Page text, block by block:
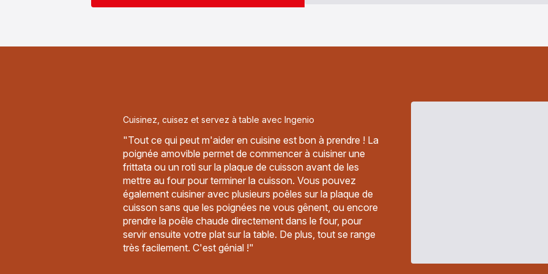
Cuisinez, cuisez et servez à table avec Ingenio
"Tout ce qui peut m'aider en cuisine est bon à prendre ! La
poignée amovible permet de commencer à cuisiner une
frittata ou un roti sur la plaque de cuisson avant de les
mettre au four pour terminer la cuisson. Vous pouvez
également cuisiner avec plusieurs poêles sur la plaque de
cuisson sans que les poignées ne vous gênent, ou encore
prendre la poêle chaude directement dans le four, pour
servir ensuite votre plat sur la table. De plus, tout se range
très facilement. C'est génial !"